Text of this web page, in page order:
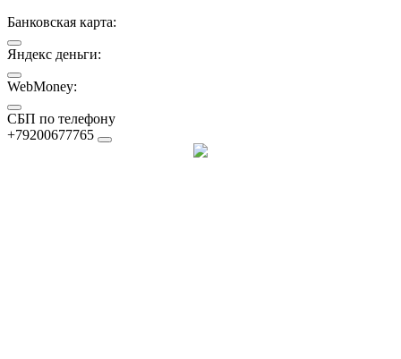
Банковская карта:
Яндекс деньги:
WebMoney:
СБП по телефону
+79200677765